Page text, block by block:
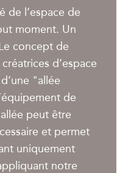
de l’espace de
moment. Un
concept de
d’espace
"allée
de
peut être
et permet
uniquement
notre